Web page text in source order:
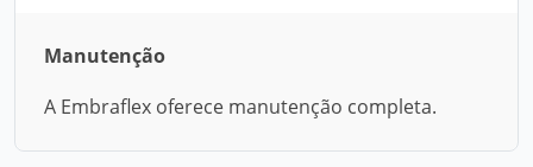
Manutenção
A Embraflex oferece manutenção completa.